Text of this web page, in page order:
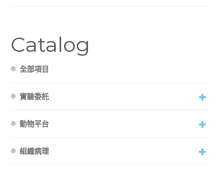
Catalog
全部項目
實驗委託
動物平台
組織病理